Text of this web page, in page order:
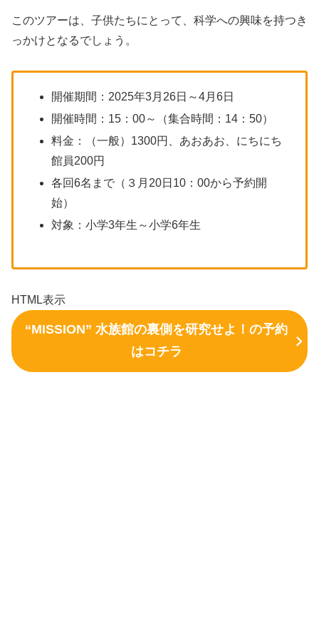
このツアーは、子供たちにとって、科学への興味を持つき
っかけとなるでしょう。
開催期間：2025年3月26日～4月6日
開催時間：15：00～（集合時間：14：50）
料金：（一般）1300円、あおあお、にちにち
館員200円
各回6名まで（３月20日10：00から予約開
始）
対象：小学3年生～小学6年生
HTML表示
“MISSION” 水族館の裏側を研究せよ！の予約
はコチラ